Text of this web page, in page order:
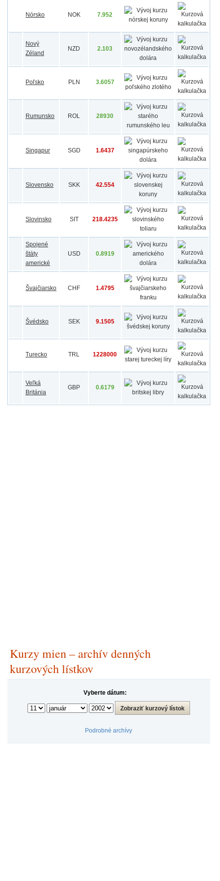
Nórsko NOK 7.952
Nový
Zéland
NZD 2.103
Poľsko PLN 3.6057
Rumunsko ROL 28930
Singapur SGD 1.6437
Slovensko SKK 42.554
Slovinsko SIT 218.4235
Spojené
štáty
americké
USD 0.8919
Švajčiarsko CHF 1.4795
Švédsko SEK 9.1505
Turecko TRL 1228000
Veľká
Británia
GBP 0.6179
Kurzy mien – archív denných
kurzových lístkov
Vyberte dátum:
Podrobné archívy